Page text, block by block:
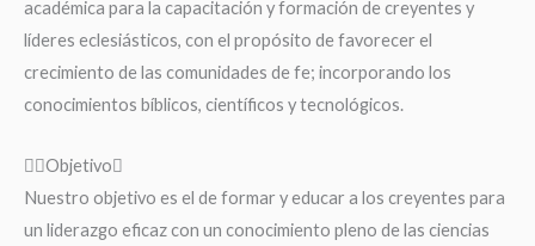
académica para la capacitación y formación de creyentes y
líderes eclesiásticos, con el propósito de favorecer el
crecimiento de las comunidades de fe; incorporando los
conocimientos bíblicos, científicos y tecnológicos.
Objetivo
Nuestro objetivo es el de formar y educar a los creyentes para
un liderazgo eficaz con un conocimiento pleno de las ciencias